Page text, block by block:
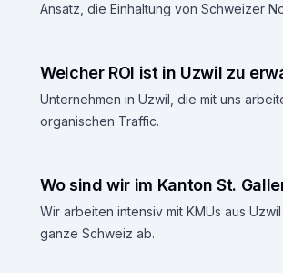
Ansatz, die Einhaltung von Schweizer
Welcher ROI ist in Uzwil zu
Unternehmen in Uzwil, die mit uns
organischen Traffic.
Wo sind wir im Kanton St.
Wir arbeiten intensiv mit KMUs aus
ganze Schweiz ab.